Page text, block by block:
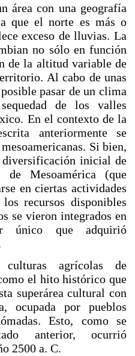
área con una geografía
que el norte es más o
exceso de lluvias. La
no sólo en función
de la altitud variable de
Al cabo de unas
pasar de un clima
de los valles
En el contexto de la
anteriormente se
Si bien,
inicial de
de Mesoamérica (que
en ciertas actividades
recursos disponibles
se vieron integrados en
único que adquirió
agrícolas de
el hito histórico que
superárea cultural con
, ocupada por pueblos
Esto, como se
anterior, ocurrió
2500 a. C.